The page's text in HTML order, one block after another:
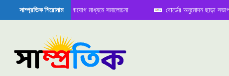
সাম্প্রতিক শিরোনাম
নিয়ে সামাজিক যোগাযোগ মাধ্যমে সমালোচনা বোর্ডের অনুমোদন ছাড়া সভাপতি
বা চীপ তৈরিতে নিজের শক্ত অবস্থান জানান দিচ্ছে চীন